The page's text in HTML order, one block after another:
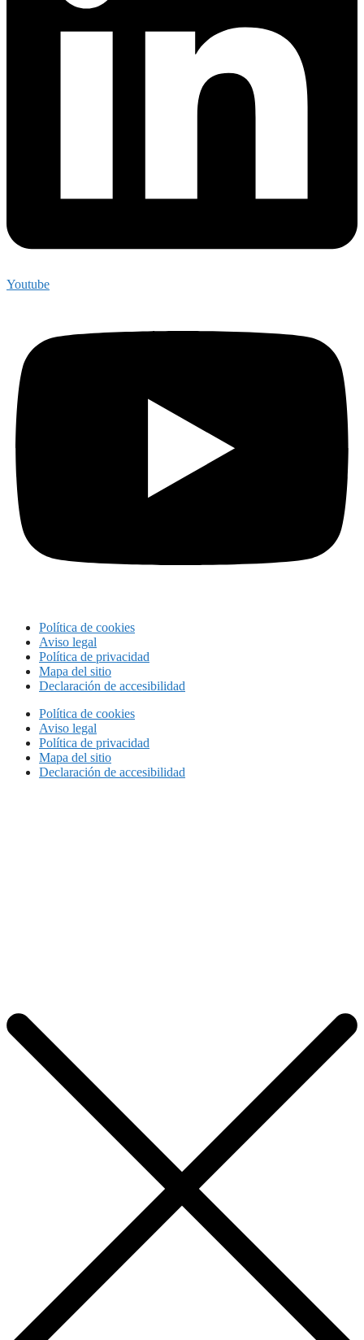
Youtube
Política de cookies
Aviso legal
Política de privacidad
Mapa del sitio
Declaración de accesibilidad
Política de cookies
Aviso legal
Política de privacidad
Mapa del sitio
Declaración de accesibilidad